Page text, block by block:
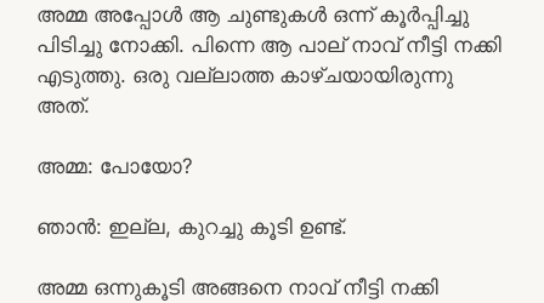
അമ്മ അപ്പോൾ ആ ചുണ്ടുകൾ ഒന്ന് കൂർപ്പിച്ചു
പിടിച്ചു നോക്കി. പിന്നെ ആ പാല് നാവ് നീട്ടി നക്കി
എടുത്തു. ഒരു വല്ലാത്ത കാഴ്ചയായിരുന്നു
അത്.
അമ്മ: പോയോ?
ഞാൻ: ഇല്ല, കുറച്ചു കൂടി ഉണ്ട്.
അമ്മ ഒന്നുകൂടി അങ്ങനെ നാവ് നീട്ടി നക്കി